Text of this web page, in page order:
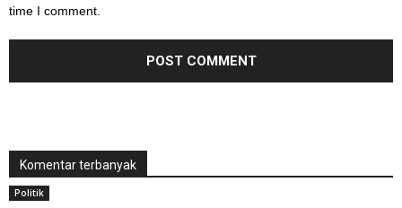
time I comment.
Komentar terbanyak
Politik